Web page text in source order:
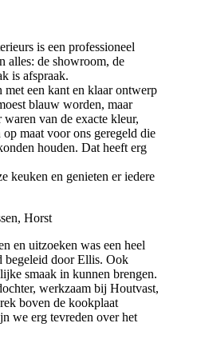
is een professioneel
alles: de showroom, de
is afspraak.
een kant en klaar ontwerp
blauw worden, maar
van de exacte kleur,
maat voor ons geregeld die
houden. Dat heeft erg
keuken en genieten er iedere
Horst
en uitzoeken was een heel
begeleid door Ellis. Ook
smaak in kunnen brengen.
werkzaam bij Houtvast,
boven de kookplaat
we erg tevreden over het